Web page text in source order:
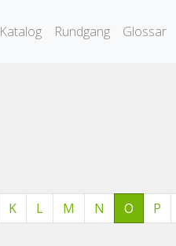
Katalog Rundgang Glossar
K L M N O P